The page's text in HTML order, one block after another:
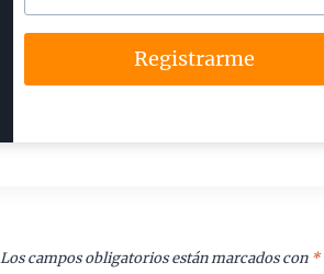
Registrarme
Los campos obligatorios están marcados con *